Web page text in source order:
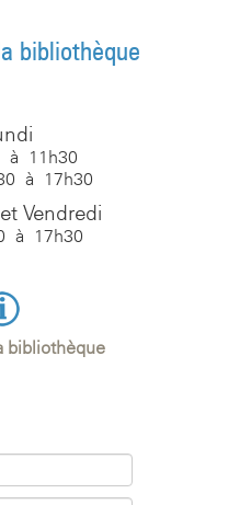
bibliothèque
à 11h30
à 17h30
Vendredi
à 17h30
bibliothèque